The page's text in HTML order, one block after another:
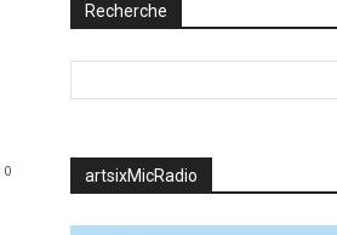
0
Recherche
artsixMicRadio